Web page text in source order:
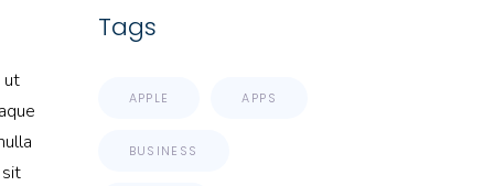
ut
Tags
APPLE APPS
BUSINESS